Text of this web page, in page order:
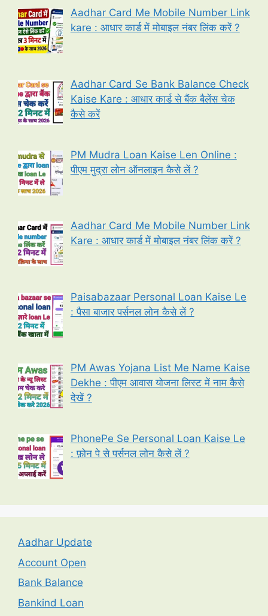
Aadhar Card Me Mobile Number Link
kare : आधार कार्ड में मोबाइल नंबर लिंक करें ?
Aadhar Card Se Bank Balance Check
Kaise Kare : आधार कार्ड से बैंक बैलेंस चेक
कैसे करें
PM Mudra Loan Kaise Len Online :
पीएम मुद्रा लोन ऑनलाइन कैसे लें ?
Aadhar Card Me Mobile Number Link
Kare : आधार कार्ड में मोबाइल नंबर लिंक करें ?
Paisabazaar Personal Loan Kaise Le
: पैसा बाजार पर्सनल लोन कैसे लें ?
PM Awas Yojana List Me Name Kaise
Dekhe : पीएम आवास योजना लिस्ट में नाम कैसे
देखें ?
PhonePe Se Personal Loan Kaise Le
: फ़ोन पे से पर्सनल लोन कैसे लें ?
Aadhar Update
Account Open
Bank Balance
Bankind Loan